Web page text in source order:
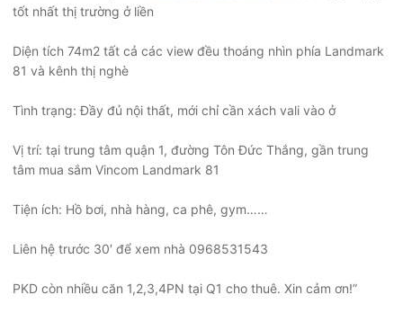
tốt nhất thị trường ở liền
Diện tích 74m2 tất cả các view đều thoáng nhìn phía Landmark
81 và kênh thị nghè
Tình trạng: Đầy đủ nội thất, mới chỉ cần xách vali vào ở
Vị trí: tại trung tâm quận 1, đường Tôn Đức Thắng, gần trung
tâm mua sắm Vincom Landmark 81
Tiện ích: Hồ bơi, nhà hàng, ca phê, gym……
Liên hệ trước 30′ để xem nhà 0968531543
PKD còn nhiều căn 1,2,3,4PN tại Q1 cho thuê. Xin cảm ơn!”